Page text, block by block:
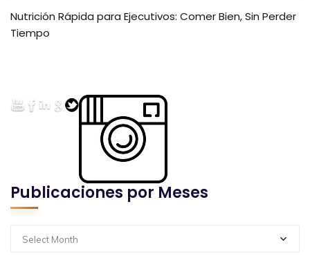
Nutrición Rápida para Ejecutivos: Comer Bien, Sin Perder
Tiempo
Publicaciones por Meses
Select Month